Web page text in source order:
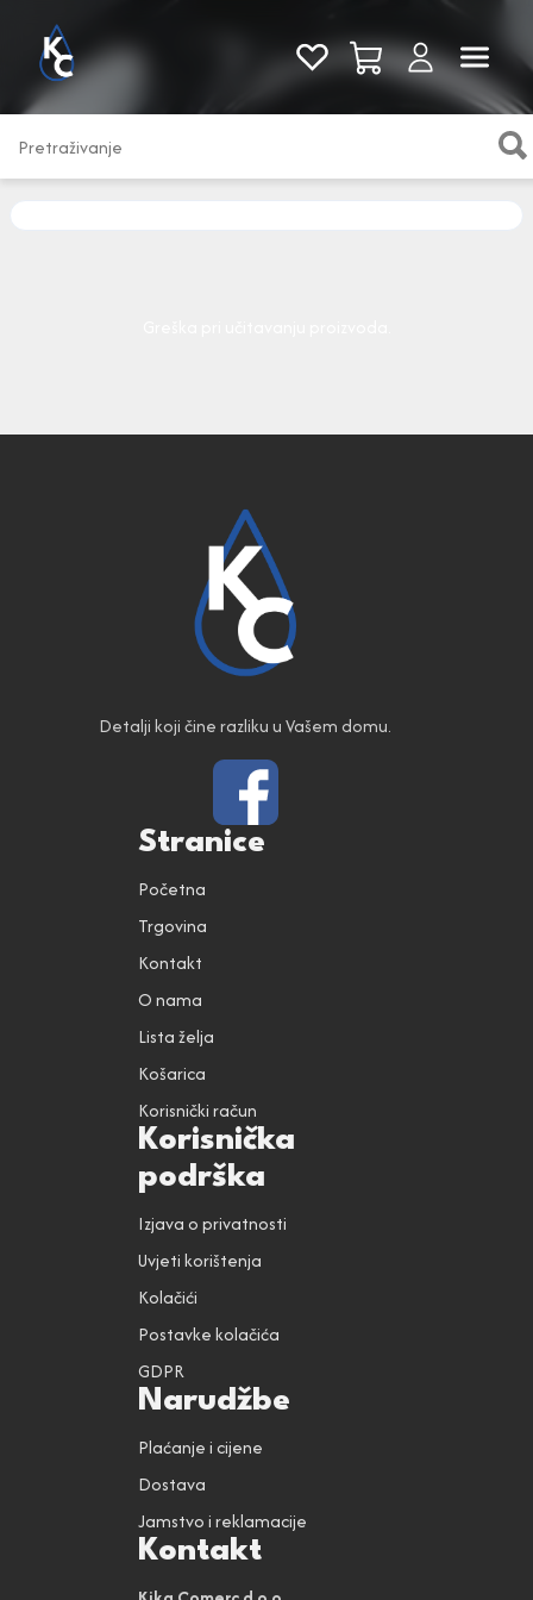
Pogledaj sve
Detalji koji čine razliku u Vašem domu.
Stranice
Početna
Trgovina
Kontakt
O nama
Lista želja
Košarica
Korisnički račun
Korisnička
podrška
Izjava o privatnosti
Uvjeti korištenja
Kolačići
Postavke kolačića
GDPR
Narudžbe
Plaćanje i cijene
Dostava
Jamstvo i reklamacije
Kontakt